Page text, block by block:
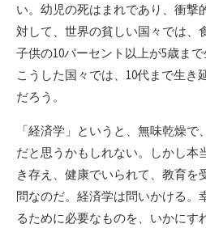
い。幼児の死はまれであり、衝撃
対して、世界の貧しい国々では、
子供の10パーセント以上が5歳まで
こうした国々では、10代まで生き
だろう。
「経済学」というと、無味乾燥
だと思うかもしれない。しかし本
き存え、健康でいられて、教育を
問なのだ。経済学は問いかける。
るために必要なものを、いかにす